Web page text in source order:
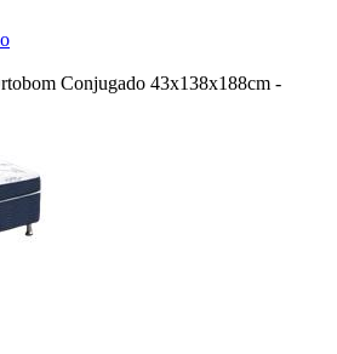
Conjugado 43x138x188cm -